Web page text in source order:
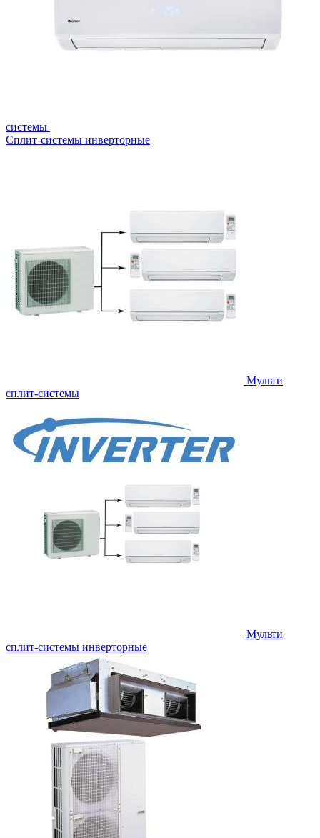
системы
Сплит-системы инверторные
Мульти
сплит-системы
Мульти
сплит-системы инверторные